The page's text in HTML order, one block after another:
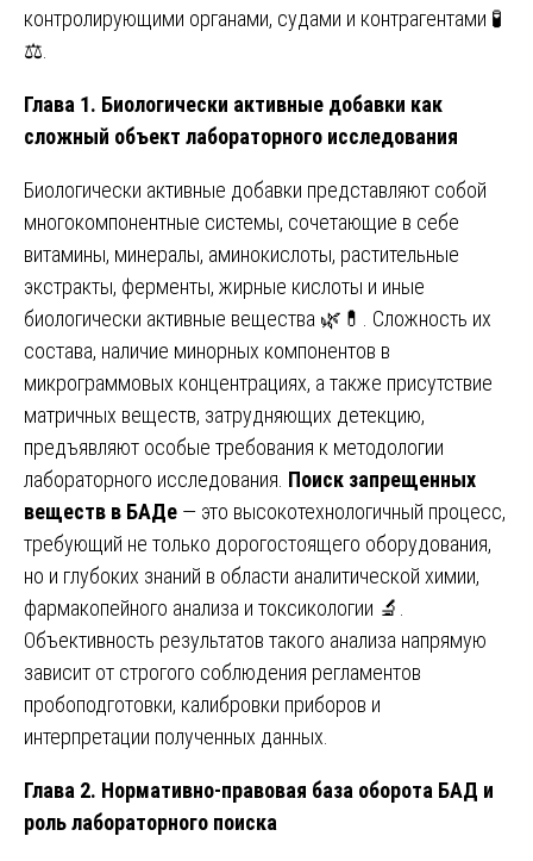
контролирующими органами, судами и контрагентами 🧪
⚖️.
Глава 1. Биологически активные добавки как
сложный объект лабораторного исследования
Биологически активные добавки представляют собой
многокомпонентные системы, сочетающие в себе
витамины, минералы, аминокислоты, растительные
экстракты, ферменты, жирные кислоты и иные
биологически активные вещества 🌿💊. Сложность их
состава, наличие минорных компонентов в
микрограммовых концентрациях, а также присутствие
матричных веществ, затрудняющих детекцию,
предъявляют особые требования к методологии
лабораторного исследования. Поиск запрещенных
веществ в БАДе — это высокотехнологичный процесс,
требующий не только дорогостоящего оборудования,
но и глубоких знаний в области аналитической химии,
фармакопейного анализа и токсикологии 🔬.
Объективность результатов такого анализа напрямую
зависит от строгого соблюдения регламентов
пробоподготовки, калибровки приборов и
интерпретации полученных данных.
Глава 2. Нормативно-правовая база оборота БАД и
роль лабораторного поиска